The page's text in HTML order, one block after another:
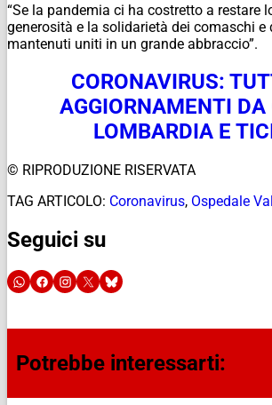
“Se la pandemia ci ha costretto a restare
generosità e la solidarietà dei comaschi e
mantenuti uniti in un grande abbraccio”.
CORONAVIRUS:
AGGIORNAMENTI DA
LOMBARDIA E
© RIPRODUZIONE RISERVATA
TAG ARTICOLO: Coronavirus, Ospedale
Seguici su
Potrebbe interessarti: